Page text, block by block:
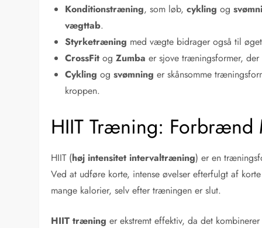
Konditionstræning, som løb,cykling og
vægttab.
Styrketræning med vægte bidrager også til
CrossFit ogZumba er sjove træningsformer,
Cykling ogsvømning er skånsomme
kroppen.
HIIT Træning: Forbrænd
HIIT (høj intensitet intervaltræning) er en
Ved at udføre korte, intense øvelser efterfulgt af
mange kalorier, selv efter træningen er slut.
HIIT træning er ekstremt effektiv, da det